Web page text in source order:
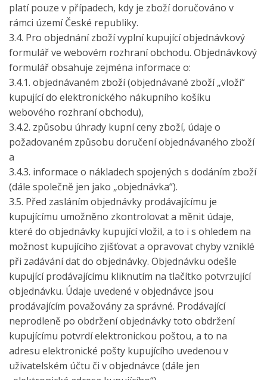
platí pouze v případech, kdy je zboží doručováno v
rámci území České republiky.
3.4. Pro objednání zboží vyplní kupující objednávkový
formulář ve webovém rozhraní obchodu. Objednávkový
formulář obsahuje zejména informace o:
3.4.1. objednávaném zboží (objednávané zboží „vloží“
kupující do elektronického nákupního košíku
webového rozhraní obchodu),
3.4.2. způsobu úhrady kupní ceny zboží, údaje o
požadovaném způsobu doručení objednávaného zboží
a
3.4.3. informace o nákladech spojených s dodáním zboží
(dále společně jen jako „objednávka“).
3.5. Před zasláním objednávky prodávajícímu je
kupujícímu umožněno zkontrolovat a měnit údaje,
které do objednávky kupující vložil, a to i s ohledem na
možnost kupujícího zjišťovat a opravovat chyby vzniklé
při zadávání dat do objednávky. Objednávku odešle
kupující prodávajícímu kliknutím na tlačítko potvrzující
objednávku. Údaje uvedené v objednávce jsou
prodávajícím považovány za správné. Prodávající
neprodleně po obdržení objednávky toto obdržení
kupujícímu potvrdí elektronickou poštou, a to na
adresu elektronické pošty kupujícího uvedenou v
uživatelském účtu či v objednávce (dále jen